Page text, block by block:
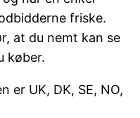
friske.
at du nemt kan se
køber.
er UK, DK, SE, NO,